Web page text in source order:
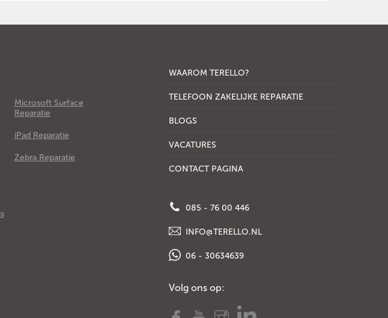
Microsoft Surface
Reparatie
iPad Reparatie
Zebra Reparatie
WAAROM TERELLO?
TELEFOON ZAKELIJKE REPARATIE
BLOGS
VACATURES
CONTACT PAGINA
085 - 76 00 446
INFO@TERELLO.NL
06 - 30634639
Volg ons op: